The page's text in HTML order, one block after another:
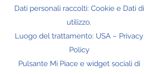
Dati personali raccolti: Cookie e Dati di
utilizzo.
Luogo del trattamento: USA – Privacy
Policy
Pulsante Mi Piace e widget sociali di